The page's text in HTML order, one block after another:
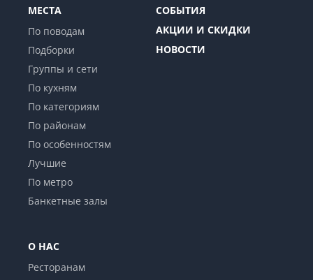
МЕСТА
По поводам
Подборки
Группы и сети
По кухням
По категориям
По районам
По особенностям
Лучшие
По метро
Банкетные залы
СОБЫТИЯ
АКЦИИ И СКИДКИ
НОВОСТИ
О НАС
Ресторанам